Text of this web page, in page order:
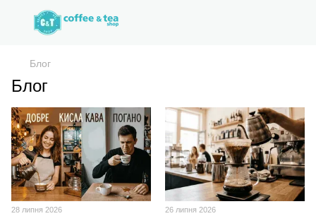
Блог
Блог
28 липня 2026 26 липня 2026